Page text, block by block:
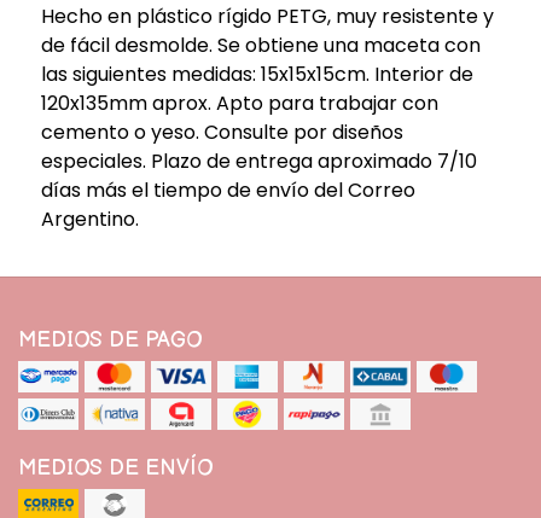
Hecho en plástico rígido PETG, muy resistente y
de fácil desmolde. Se obtiene una maceta con
las siguientes medidas: 15x15x15cm. Interior de
120x135mm aprox. Apto para trabajar con
cemento o yeso. Consulte por diseños
especiales. Plazo de entrega aproximado 7/10
días más el tiempo de envío del Correo
Argentino.
MEDIOS DE PAGO
MEDIOS DE ENVÍO